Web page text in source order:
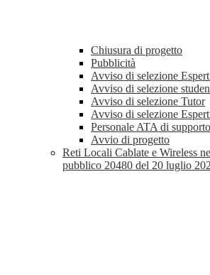
Chiusura di progetto
Pubblicità
Avviso di selezione
Avviso di selezione
Avviso di selezione Tutor
Avviso di selezione
Personale ATA di supporto
Avvio di progetto
Reti Locali Cablate e Wireless
pubblico 20480 del 20 luglio